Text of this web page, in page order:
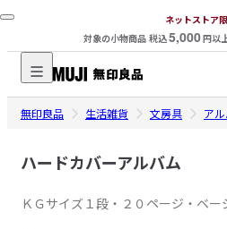
ネットストア
対象の小物商品 税込5,000円以
無
印
品
ッ
無印良品 生活雑貨 文房具 ア
ハードカバーアルバム
ＫＧサイズ１段・２０ページ・ベー